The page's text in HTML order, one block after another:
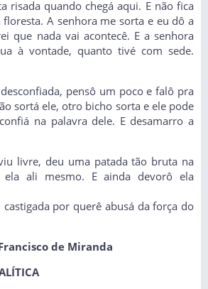
risada quando chegá aqui. E não fica
A senhora me sorta e eu dô a
que nada vai acontecê. E a senhora
à vontade, quanto tivé com sede.
pensô um poco e falô pra
sortá ele, otro bicho sorta e ele pode
na palavra dele. E desamarro a
livre, deu uma patada tão bruta na
ela ali mesmo. E ainda devorô ela
por querê abusá da força do
de Miranda